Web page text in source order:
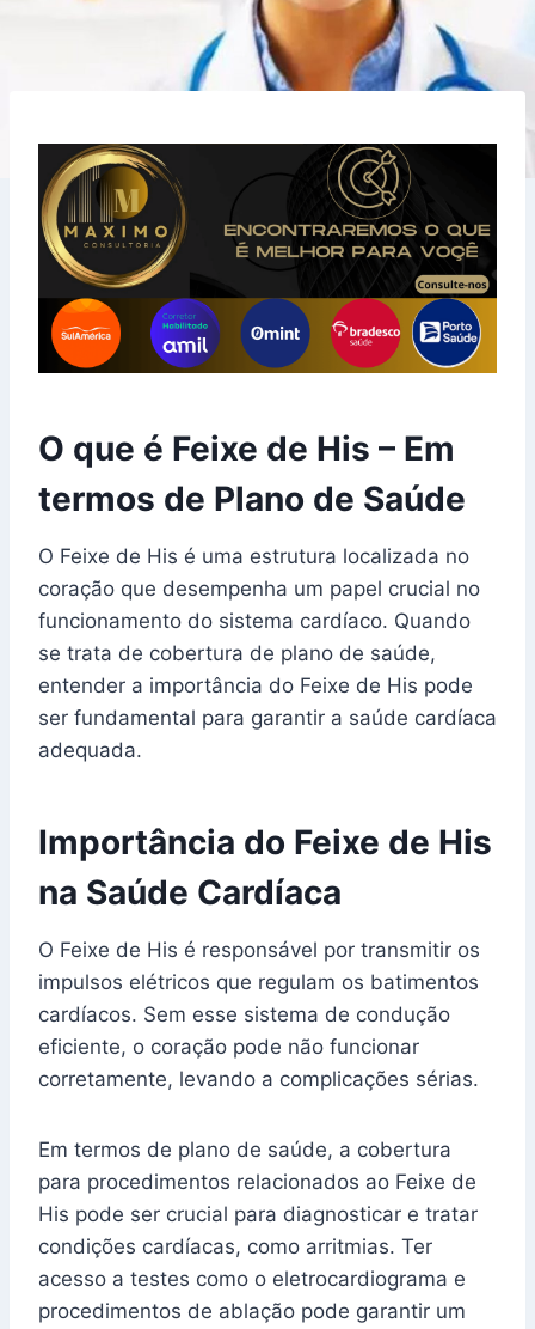
O que é Feixe de His – Em
termos de Plano de Saúde
O Feixe de His é uma estrutura localizada no
coração que desempenha um papel crucial no
funcionamento do sistema cardíaco. Quando
se trata de cobertura de plano de saúde,
entender a importância do Feixe de His pode
ser fundamental para garantir a saúde cardíaca
adequada.
Importância do Feixe de His
na Saúde Cardíaca
O Feixe de His é responsável por transmitir os
impulsos elétricos que regulam os batimentos
cardíacos. Sem esse sistema de condução
eficiente, o coração pode não funcionar
corretamente, levando a complicações sérias.
Em termos de plano de saúde, a cobertura
para procedimentos relacionados ao Feixe de
His pode ser crucial para diagnosticar e tratar
condições cardíacas, como arritmias. Ter
acesso a testes como o eletrocardiograma e
procedimentos de ablação pode garantir um